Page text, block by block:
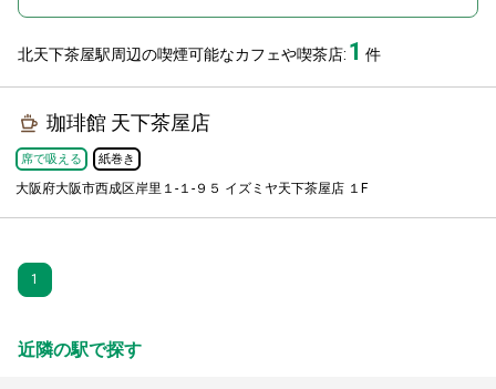
北天下茶屋駅周辺の喫煙可能なカフェや喫茶店: 1 件
珈琲館 天下茶屋店
席で吸える 紙巻き
大阪府大阪市西成区岸里１-１-９５ イズミヤ天下茶屋店 １F
1
近隣の駅で探す